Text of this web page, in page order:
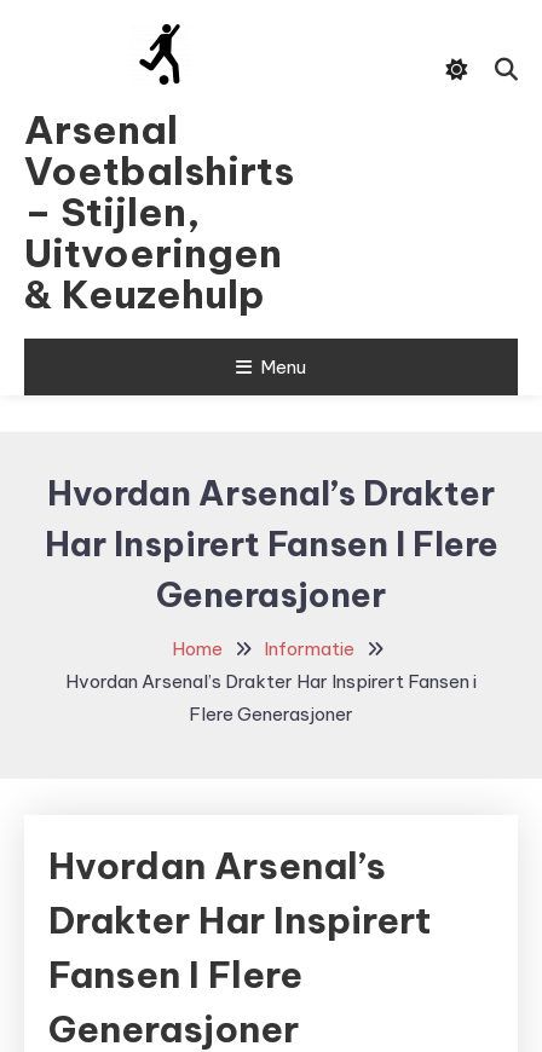
Arsenal
Voetbalshirts
– Stijlen,
Uitvoeringen
& Keuzehulp
Menu
Hvordan Arsenal’s Drakter
Har Inspirert Fansen I Flere
Generasjoner
Home
Informatie
Hvordan Arsenal’s Drakter Har Inspirert Fansen i
Flere Generasjoner
Hvordan Arsenal’s
Drakter Har Inspirert
Fansen I Flere
Generasjoner